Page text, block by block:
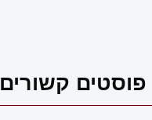
פוסטים קשורים